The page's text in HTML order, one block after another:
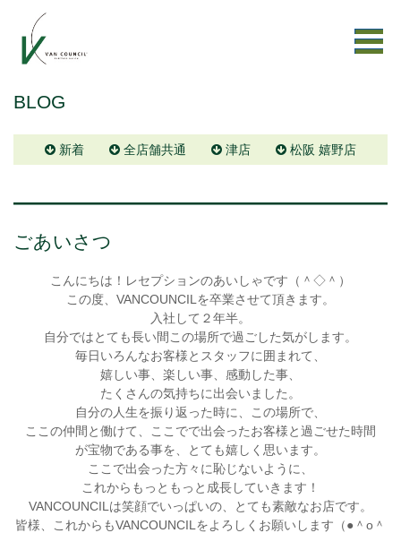
BLOG
新着 全店舗共通 津店 松阪 嬉野店
ごあいさつ
こんにちは！レセプションのあいしゃです（＾◇＾）
この度、VANCOUNCILを卒業させて頂きます。
入社して２年半。
自分ではとても長い間この場所で過ごした気がします。
毎日いろんなお客様とスタッフに囲まれて、
嬉しい事、楽しい事、感動した事、
たくさんの気持ちに出会いました。
自分の人生を振り返った時に、この場所で、
ここの仲間と働けて、ここでで出会ったお客様と過ごせた時間
が宝物である事を、とても嬉しく思います。
ここで出会った方々に恥じないように、
これからもっともっと成長していきます！
VANCOUNCILは笑顔でいっぱいの、とても素敵なお店です。
皆様、これからもVANCOUNCILをよろしくお願いします（●＾o＾